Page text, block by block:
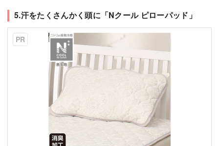
5.汗をたくさんかく頭に「Nクール ピローパッド」
PR